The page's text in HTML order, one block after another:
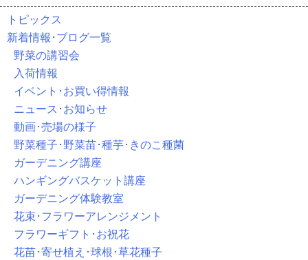
トピックス
新着情報･ブログ一覧
野菜の講習会
入荷情報
イベント･お買い得情報
ニュース･お知らせ
動画･売場の様子
野菜種子･野菜苗･種芋･きのこ種菌
ガーデニング講座
ハンギングバスケット講座
ガーデニング体験教室
花束･フラワーアレンジメント
フラワーギフト･お祝花
花苗･寄せ植え･球根･草花種子